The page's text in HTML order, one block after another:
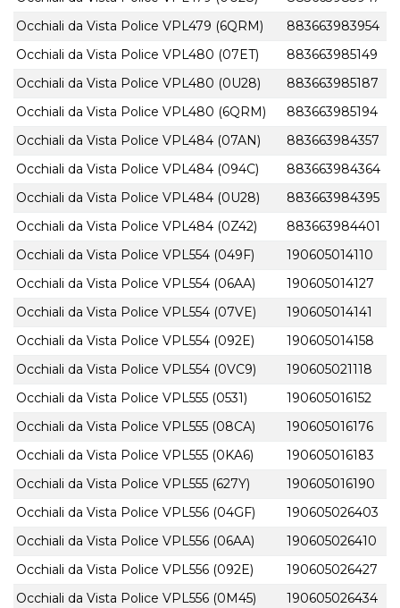
Occhiali da Vista Police VPL479 (6QRM)
883663983954
Occhiali da Vista Police VPL480 (07ET)
883663985149
Occhiali da Vista Police VPL480 (0U28)
883663985187
Occhiali da Vista Police VPL480 (6QRM)
883663985194
Occhiali da Vista Police VPL484 (07AN)
883663984357
Occhiali da Vista Police VPL484 (094C)
883663984364
Occhiali da Vista Police VPL484 (0U28)
883663984395
Occhiali da Vista Police VPL484 (0Z42)
883663984401
Occhiali da Vista Police VPL554 (049F)
190605014110
Occhiali da Vista Police VPL554 (06AA)
190605014127
Occhiali da Vista Police VPL554 (07VE)
190605014141
Occhiali da Vista Police VPL554 (092E)
190605014158
Occhiali da Vista Police VPL554 (0VC9)
190605021118
Occhiali da Vista Police VPL555 (0531)
190605016152
Occhiali da Vista Police VPL555 (08CA)
190605016176
Occhiali da Vista Police VPL555 (0KA6)
190605016183
Occhiali da Vista Police VPL555 (627Y)
190605016190
Occhiali da Vista Police VPL556 (04GF)
190605026403
Occhiali da Vista Police VPL556 (06AA)
190605026410
Occhiali da Vista Police VPL556 (092E)
190605026427
Occhiali da Vista Police VPL556 (0M45)
190605026434